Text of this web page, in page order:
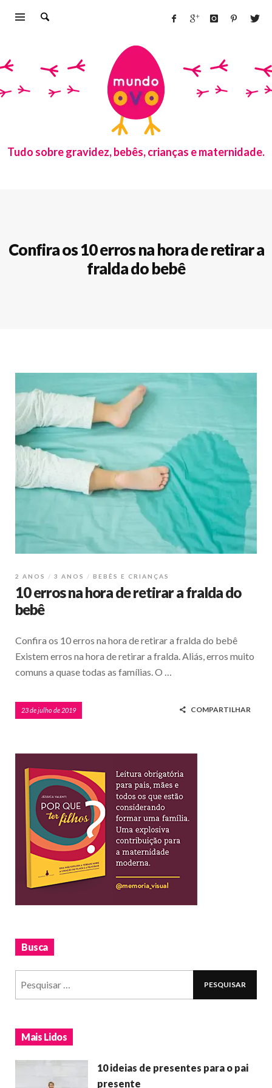
Tudo sobre gravidez, bebês, crianças e maternidade.
Confira os 10 erros na hora de retirar a
fralda do bebê
2 ANOS 3 ANOS BEBÊS E CRIANÇAS
10 erros na hora de retirar a fralda do
bebê
Confira os 10 erros na hora de retirar a fralda do bebê
Existem erros na hora de retirar a fralda. Aliás, erros muito
comuns a quase todas as famílias. O …
23 de julho de 2019 COMPARTILHAR
Busca
Mais Lidos
10 ideias de presentes para o pai
presente